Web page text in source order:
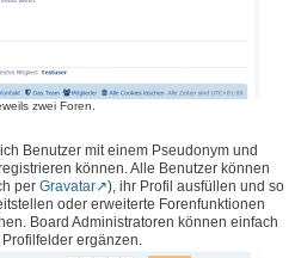
zwei Foren.
Benutzer mit einem Pseudonym und
können. Alle Benutzer können
per Gravatar
), ihr Profil ausfüllen und so
oder erweiterte Forenfunktionen
Board Administratoren können einfach
ergänzen.